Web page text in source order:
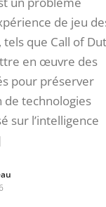
de jeu
que Call of
en œuvre des
pour préserver
de technologies
sur l’intelligence